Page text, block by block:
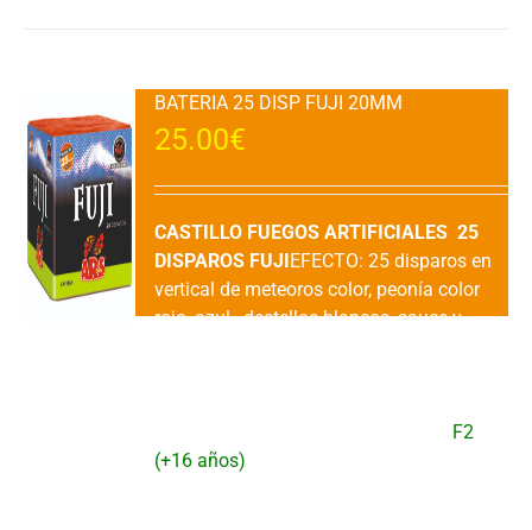
BATERIA 25 DISP FUJI 20MM
25.00€
CASTILLO FUEGOS ARTIFICIALES 25
DISPAROS FUJIEFECTO: 25 disparos en
vertical de meteoros color, peonía color
rojo, azul, destellos blancos, sauce y
F2
(+16 años)